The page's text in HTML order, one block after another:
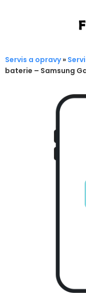
Servis a opravy»
baterie – Samsung